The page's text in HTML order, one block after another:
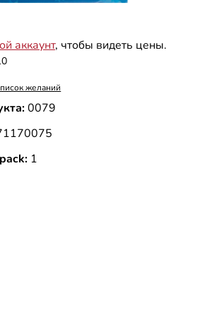
аккаунт, чтобы видеть цены.
желаний
0079
1